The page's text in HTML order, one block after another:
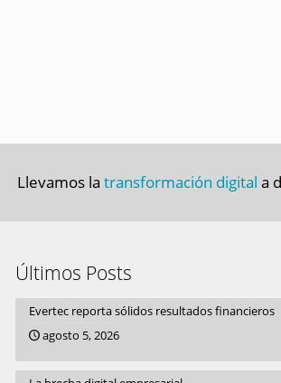
Llevamos la transformación digital a
Últimos Posts
Evertec reporta sólidos resultados financieros
agosto 5, 2026